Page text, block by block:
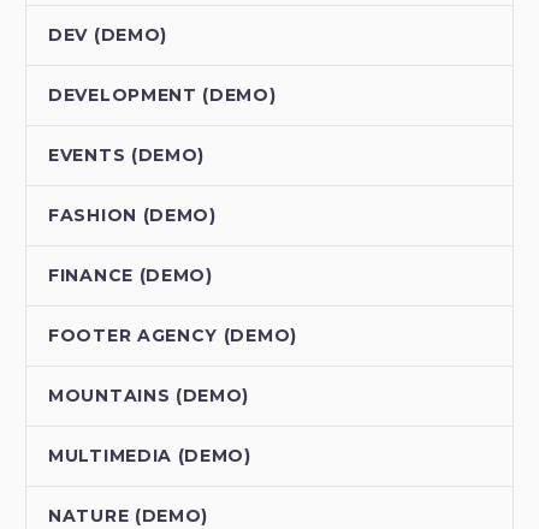
DEV (DEMO)
DEVELOPMENT (DEMO)
EVENTS (DEMO)
FASHION (DEMO)
FINANCE (DEMO)
FOOTER AGENCY (DEMO)
MOUNTAINS (DEMO)
MULTIMEDIA (DEMO)
NATURE (DEMO)